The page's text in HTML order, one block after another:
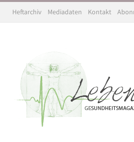
Heftarchiv Mediadaten Kontakt